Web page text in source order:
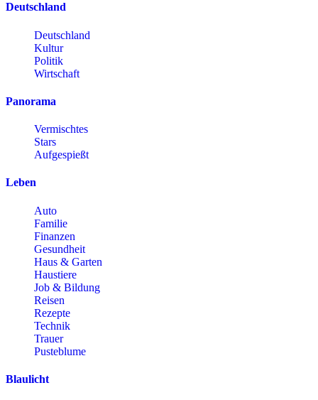
Deutschland
Deutschland
Kultur
Politik
Wirtschaft
Panorama
Vermischtes
Stars
Aufgespießt
Leben
Auto
Familie
Finanzen
Gesundheit
Haus & Garten
Haustiere
Job & Bildung
Reisen
Rezepte
Technik
Trauer
Pusteblume
Blaulicht